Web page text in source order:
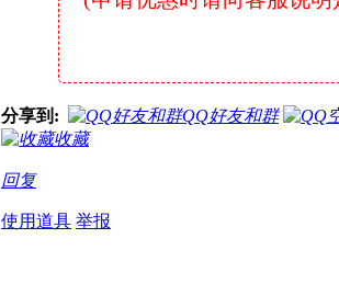
分享到:
QQ好友和群
收藏
回复
使用道具 举报